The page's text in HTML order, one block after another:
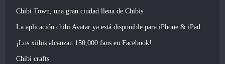
Chibi Town, una gran ciudad llena de Chibis
La aplicación chibi Avatar ya está disponible para iPhone & iPad
¡Los xiibis alcanzan 150,000 fans en Facebook!
Chibi crafts